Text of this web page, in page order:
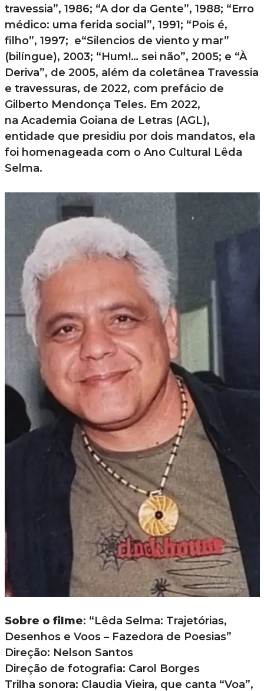
travessia”, 1986; “A dor da Gente”, 1988; “Erro
médico: uma ferida social”, 1991; “Pois é,
filho”, 1997; e“Silencios de viento y mar”
(bilíngue), 2003; “Hum!… sei não”, 2005; e “À
Deriva”, de 2005, além da coletânea Travessia
e travessuras, de 2022, com prefácio de
Gilberto Mendonça Teles. Em 2022,
na Academia Goiana de Letras (AGL),
entidade que presidiu por dois mandatos, ela
foi homenageada com o Ano Cultural Lêda
Selma.
Sobre o filme: “Lêda Selma: Trajetórias,
Desenhos e Voos – Fazedora de Poesias”
Direção: Nelson Santos
Direção de fotografia: Carol Borges
Trilha sonora: Claudia Vieira, que canta “Voa”,